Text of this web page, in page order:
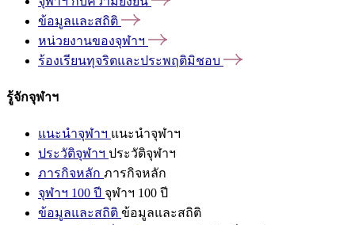
ข้อมูลและสถิติ
หน่วยงานของจุฬาฯ
ร้องเรียนทุจริตและประพฤติมิชอบ
รู้จักจุฬาฯ
แนะนำจุฬาฯ แนะนำจุฬาฯ
ประวัติจุฬาฯ ประวัติจุฬาฯ
ภารกิจหลัก ภารกิจหลัก
จุฬาฯ 100 ปี จุฬาฯ 100 ปี
ข้อมูลและสถิติ ข้อมูลและสถิติ